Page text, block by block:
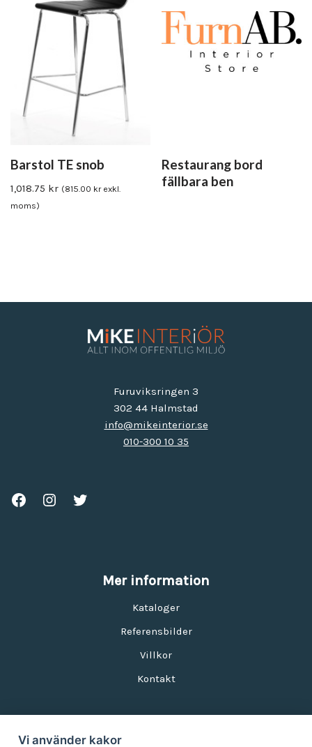
Barstol TE snob
1,018.75 kr (815.00 krexkl.
moms)
Restaurang bord
fällbara ben
Furuviksringen 3
302 44 Halmstad
info@mikeinterior.se
010-300 10 35
Mer information
Kataloger
Referensbilder
Villkor
Kontakt
Vi använder kakor